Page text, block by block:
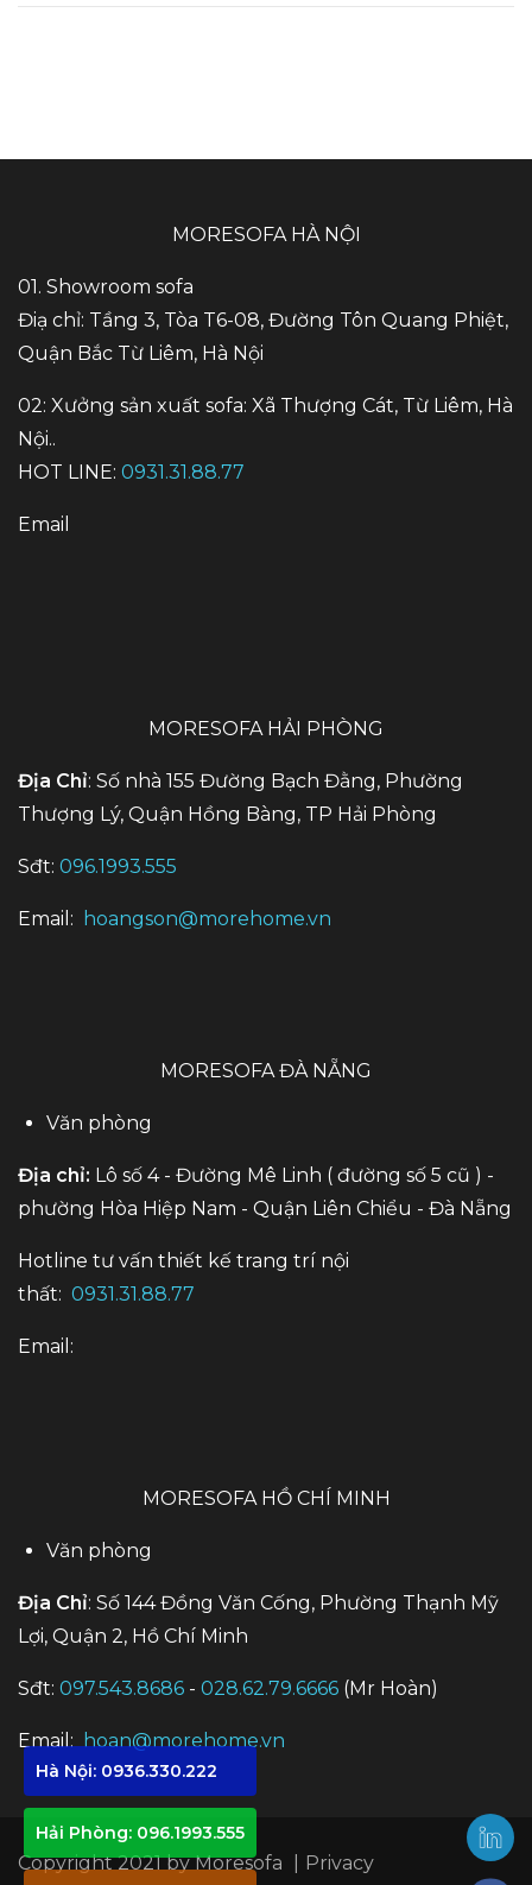
Hà Nội: 0936.330.222
Hải Phòng: 096.1993.555
MORESOFA HÀ NỘI
01. Showroom sofa
Điạ chỉ: Tầng 3, Tòa T6-08, Đường Tôn Quang Phiệt,
Quận Bắc Từ Liêm, Hà Nội
02: Xưởng sản xuất sofa: Xã Thượng Cát, Từ Liêm, Hà
Nội..
HOT LINE: 0931.31.88.77
Email
MORESOFA HẢI PHÒNG
Địa Chỉ: Số nhà 155 Đường Bạch Đằng, Phường
Thượng Lý, Quận Hồng Bàng, TP Hải Phòng
Sđt: 096.1993.555
Email: hoangson@morehome.vn
MORESOFA ĐÀ NẴNG
Văn phòng
Địa chỉ: Lô số 4 - Đường Mê Linh ( đường số 5 cũ ) -
phường Hòa Hiệp Nam - Quận Liên Chiểu - Đà Nẵng
Hotline tư vấn thiết kế trang trí nội
thất: 0931.31.88.77
Email:
MORESOFA HỒ CHÍ MINH
Văn phòng
Địa Chỉ: Số 144 Đồng Văn Cống, Phường Thạnh Mỹ
Lợi, Quận 2, Hồ Chí Minh
Sđt: 097.543.8686 - 028.62.79.6666 (Mr Hoàn)
Email:hoan@morehome.vn
Copyright 2021 byMoresofa Privacy